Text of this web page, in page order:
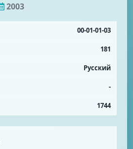
2003
00-01-01-03
181
Русский
-
1744